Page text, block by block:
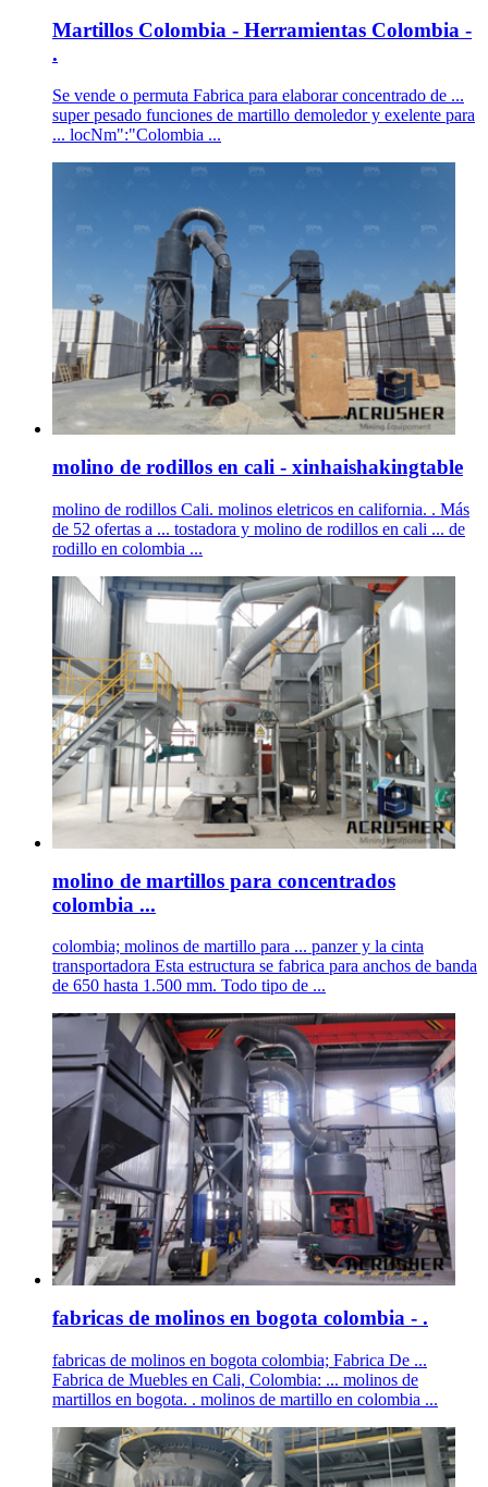
Martillos Colombia - Herramientas Colombia -
.
Se vende o permuta Fabrica para elaborar concentrado de ...
super pesado funciones de martillo demoledor y exelente para
... locNm":"Colombia ...
molino de rodillos en cali - xinhaishakingtable
molino de rodillos Cali. molinos eletricos en california. . Más
de 52 ofertas a ... tostadora y molino de rodillos en cali ... de
rodillo en colombia ...
molino de martillos para concentrados
colombia ...
colombia; molinos de martillo para ... panzer y la cinta
transportadora Esta estructura se fabrica para anchos de banda
de 650 hasta 1.500 mm. Todo tipo de ...
fabricas de molinos en bogota colombia - .
fabricas de molinos en bogota colombia; Fabrica De ...
Fabrica de Muebles en Cali, Colombia: ... molinos de
martillos en bogota. . molinos de martillo en colombia ...